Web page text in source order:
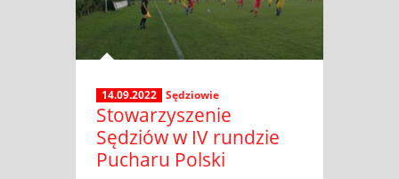
14.09.2022 Sędziowie
Stowarzyszenie
Sędziów w IV rundzie
Pucharu Polski